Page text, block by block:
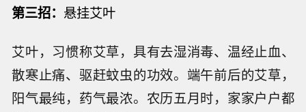
第三招： 悬挂艾叶
艾叶，习惯称艾草，具有去湿消毒、温经止血、
散寒止痛、驱赶蚊虫的功效。端午前后的艾草，
阳气最纯，药气最浓。农历五月时，家家户户都